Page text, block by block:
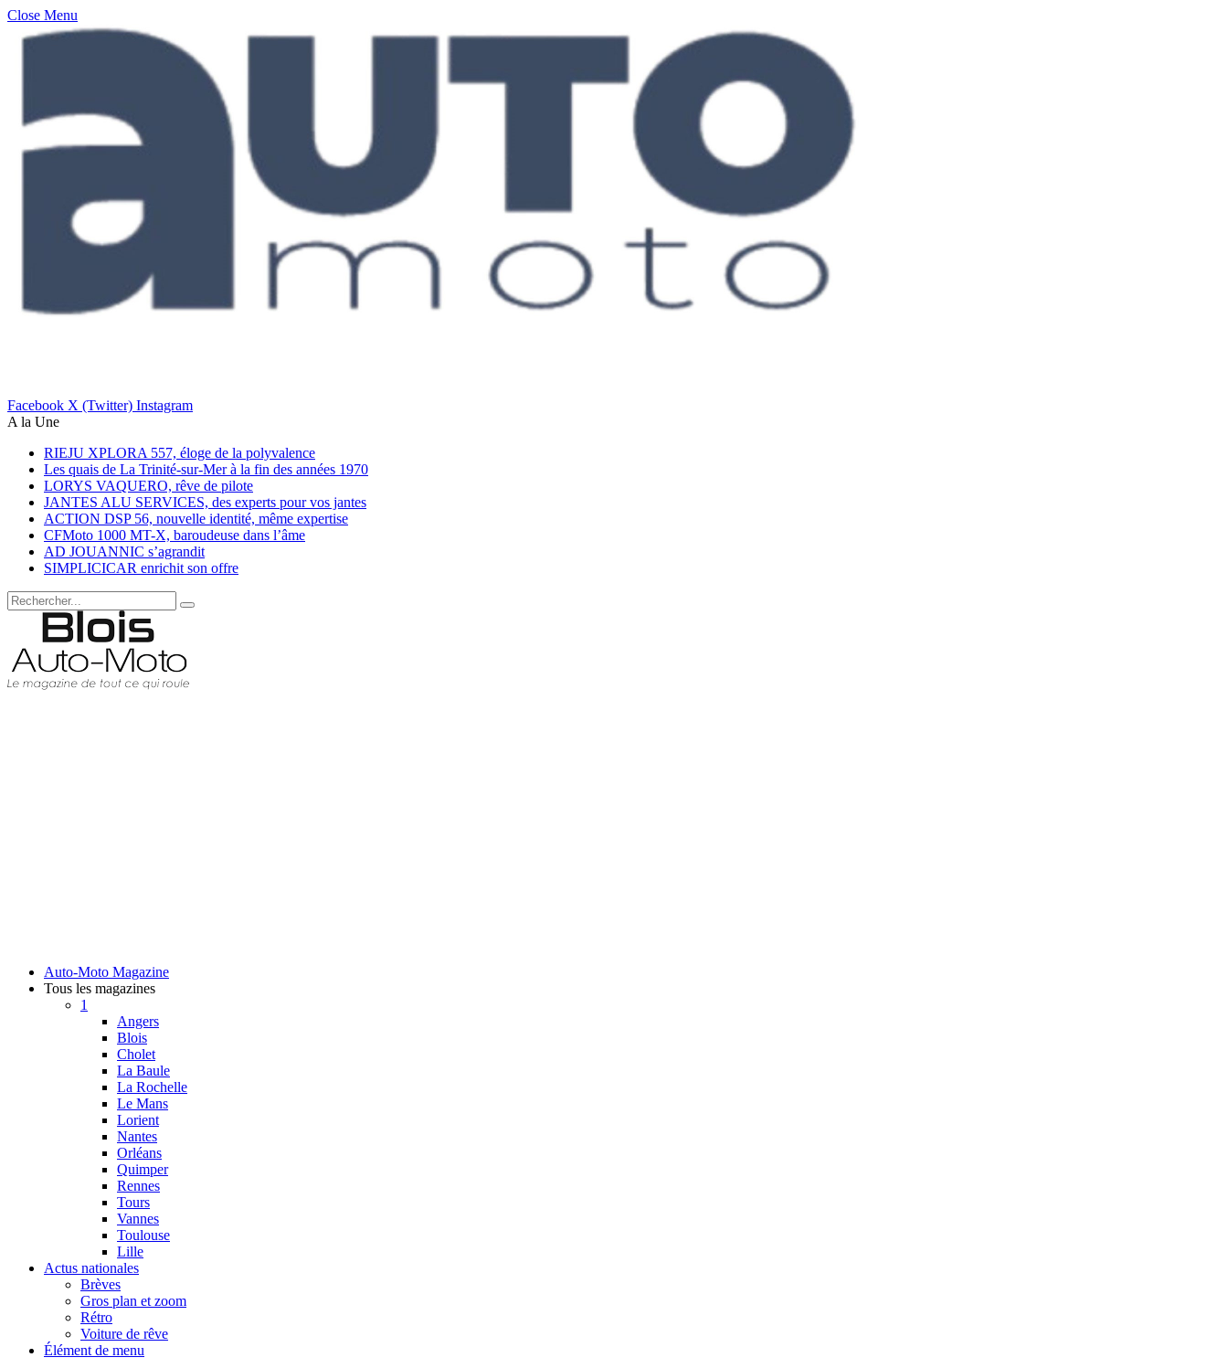
Close Menu
Facebook X (Twitter) Instagram
A la Une
RIEJU XPLORA 557, éloge de la polyvalence
Les quais de La Trinité-sur-Mer à la fin des années 1970
LORYS VAQUERO, rêve de pilote
JANTES ALU SERVICES, des experts pour vos jantes
ACTION DSP 56, nouvelle identité, même expertise
CFMoto 1000 MT-X, baroudeuse dans l’âme
AD JOUANNIC s’agrandit
SIMPLICICAR enrichit son offre
Auto-Moto Magazine
Tous les magazines
1
Angers
Blois
Cholet
La Baule
La Rochelle
Le Mans
Lorient
Nantes
Orléans
Quimper
Rennes
Tours
Vannes
Toulouse
Lille
Actus nationales
Brèves
Gros plan et zoom
Rétro
Voiture de rêve
Élément de menu